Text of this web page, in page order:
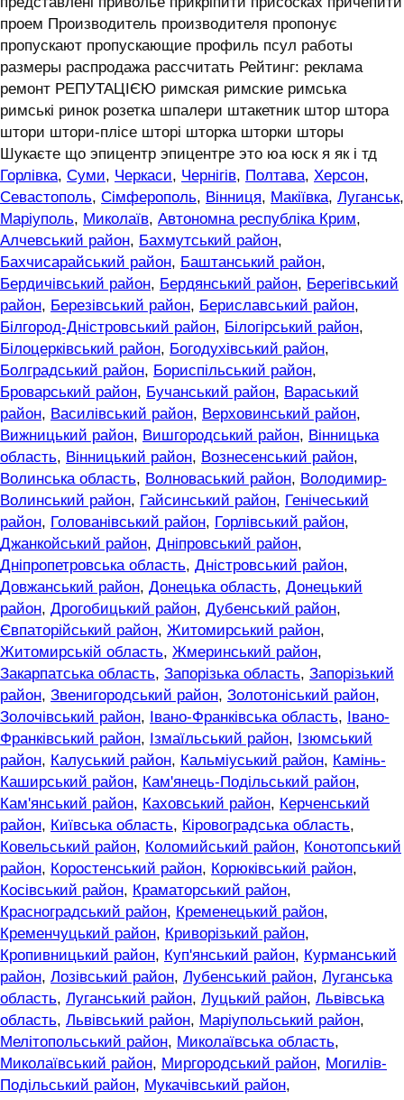
проем Производитель производителя пропонує
пропускают пропускающие профиль псул работы
размеры распродажа рассчитать Рейтинг: реклама
ремонт РЕПУТАЦІЄЮ римская римские римська
римські ринок розетка шпалери штакетник штор штора
штори штори-плісе шторі шторка шторки шторы
Шукаєте що эпицентр эпицентре это юа юск я як і тд
Горлівка, Суми, Черкаси, Чернігів, Полтава, Херсон,
Севастополь, Сімферополь, Вінниця, Макіївка, Луганськ,
Маріуполь, Миколаїв, Автономна республіка Крим,
Алчевський район, Бахмутський район,
Бахчисарайський район, Баштанський район,
Бердичівський район, Бердянський район, Берегівський
район, Березівський район, Бериславський район,
Білгород-Дністровський район, Білогірський район,
Білоцерківський район, Богодухівський район,
Болградський район, Бориспільський район,
Броварський район, Бучанський район, Вараський
район, Василівський район, Верховинський район,
Вижницький район, Вишгородський район, Вінницька
область, Вінницький район, Вознесенський район,
Волинська область, Волноваський район, Володимир-
Волинський район, Гайсинський район, Генічеський
район, Голованівський район, Горлівський район,
Джанкойський район, Дніпровський район,
Дніпропетровська область, Дністровський район,
Довжанський район, Донецька область, Донецький
район, Дрогобицький район, Дубенський район,
Євпаторійський район, Житомирський район,
Житомирській область, Жмеринський район,
Закарпатська область, Запорізька область, Запорізький
район, Звенигородський район, Золотоніський район,
Золочівський район, Івано-Франківська область,
Івано-
Франківський район, Ізмаїльський район, Ізюмський
район, Калуський район, Кальміуський район, Камінь-
Каширський район, Кам'янець-Подільський район,
Кам'янський район, Каховський район, Керченський
район, Київська область, Кіровоградська область,
Ковельський район, Коломийський район, Конотопський
район, Коростенський район, Корюківський район,
Косівський район, Краматорський район,
Красноградський район, Кременецький район,
Кременчуцький район, Криворізький район,
Кропивницький район, Куп'янський район, Курманський
район, Лозівський район, Лубенський район, Луганська
область, Луганський район, Луцький район, Львівська
область, Львівський район, Маріупольський район,
Мелітопольський район, Миколаївська область,
Миколаївський район, Миргородський район, Могилів-
Подільський район, Мукачівський район,